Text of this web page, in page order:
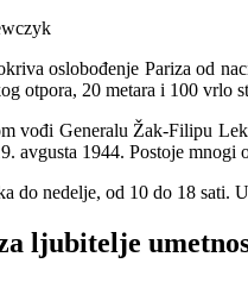
oslobođenje Pariza od
otpora, 20 metara i 100 vrlo
vođi Generalu Žak-Filipu
avgusta 1944. Postoje
do nedelje, od 10 do 18 sati.
ljubitelje